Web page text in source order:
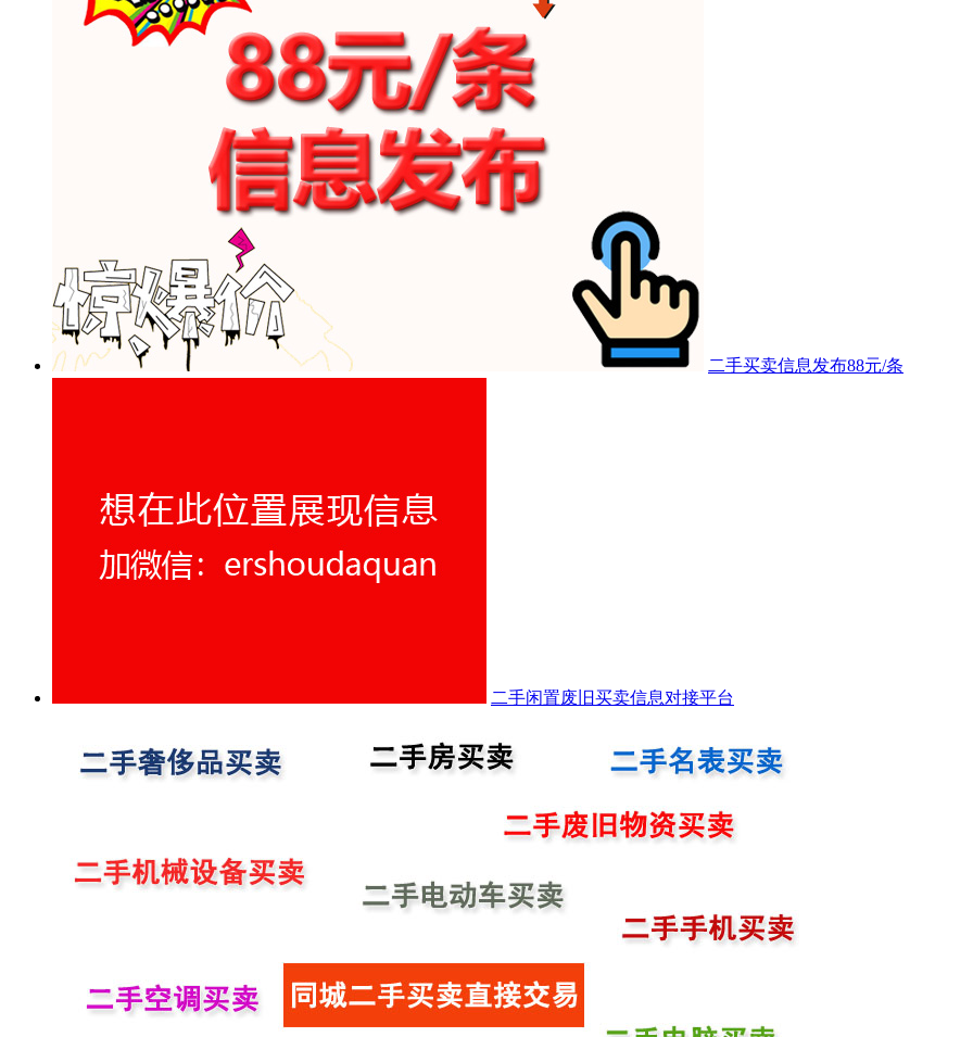
二手买卖信息发布88元/条
二手闲置废旧买卖信息对接平台